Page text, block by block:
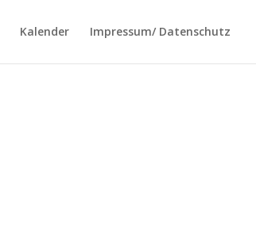
Kalender Impressum/ Datenschutz